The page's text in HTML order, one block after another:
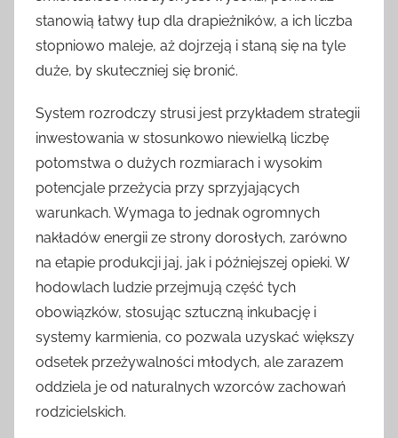
stanowią łatwy łup dla drapieżników, a ich liczba
stopniowo maleje, aż dojrzeją i staną się na tyle
duże, by skuteczniej się bronić.
System rozrodczy strusi jest przykładem strategii
inwestowania w stosunkowo niewielką liczbę
potomstwa o dużych rozmiarach i wysokim
potencjale przeżycia przy sprzyjających
warunkach. Wymaga to jednak ogromnych
nakładów energii ze strony dorosłych, zarówno
na etapie produkcji jaj, jak i późniejszej opieki. W
hodowlach ludzie przejmują część tych
obowiązków, stosując sztuczną inkubację i
systemy karmienia, co pozwala uzyskać większy
odsetek przeżywalności młodych, ale zarazem
oddziela je od naturalnych wzorców zachowań
rodzicielskich.